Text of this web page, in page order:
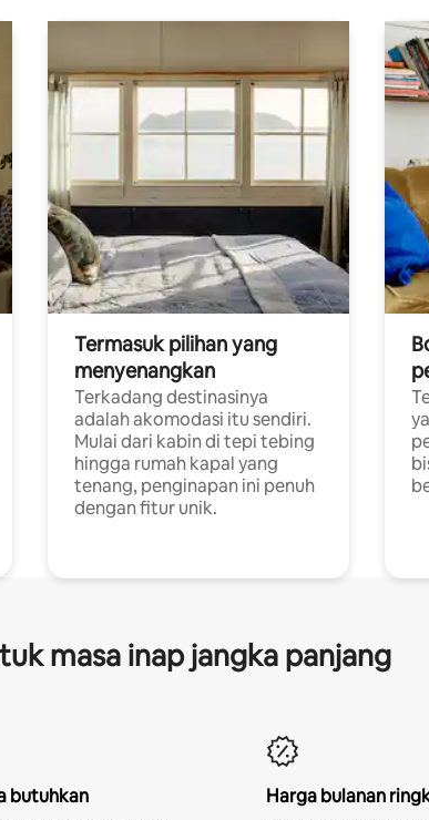
Termasuk pilihan yang
menyenangkan
Terkadang destinasinya
adalah akomodasi itu sendiri.
Mulai dari kabin di tepi tebing
hingga rumah kapal yang
tenang, penginapan ini penuh
dengan fitur unik.
masa inap jangka panjang
butuhkan
Harga bulanan